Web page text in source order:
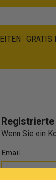
GRATIS
Registrierte
Wenn Sie ein
Email